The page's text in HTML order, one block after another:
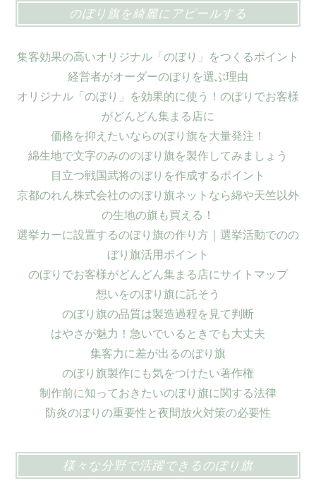
のぼり旗を綺麗にアピールする
集客効果の高いオリジナル「のぼり」をつくるポイント
経営者がオーダーのぼりを選ぶ理由
オリジナル「のぼり」を効果的に使う！のぼりでお客様
がどんどん集まる店に
価格を抑えたいならのぼり旗を大量発注！
綿生地で文字のみののぼり旗を製作してみましょう
目立つ戦国武将のぼりを作成するポイント
京都のれん株式会社ののぼり旗ネットなら綿や天竺以外
の生地の旗も買える！
選挙カーに設置するのぼり旗の作り方｜選挙活動でのの
ぼり旗活用ポイント
のぼりでお客様がどんどん集まる店にサイトマップ
想いをのぼり旗に託そう
のぼり旗の品質は製造過程を見て判断
はやさが魅力！急いでいるときでも大丈夫
集客力に差が出るのぼり旗
のぼり旗製作にも気をつけたい著作権
制作前に知っておきたいのぼり旗に関する法律
防炎のぼりの重要性と夜間放火対策の必要性
様々な分野で活躍できるのぼり旗